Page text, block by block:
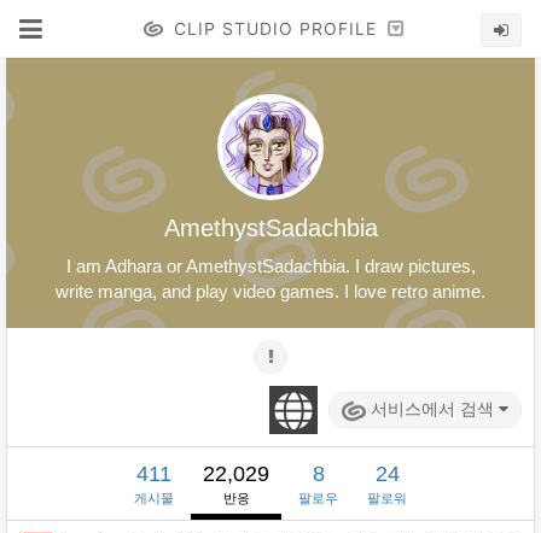
CLIP STUDIO PROFILE
AmethystSadachbia
I am Adhara or AmethystSadachbia. I draw pictures,
write manga, and play video games. I love retro anime.
서비스에서 검색
411
게시물
22,029
반응
8
팔로우
24
팔로워